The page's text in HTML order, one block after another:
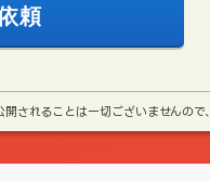
されることは一切ございませんの